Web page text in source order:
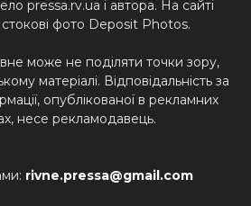
pressa.rv.ua і автора. На сайті
фото Deposit Photos.
може не поділяти точки зору,
матеріалі. Відповідальність за
опублікованої в рекламних
несе рекламодавець.
rivne.pressa@gmail.com